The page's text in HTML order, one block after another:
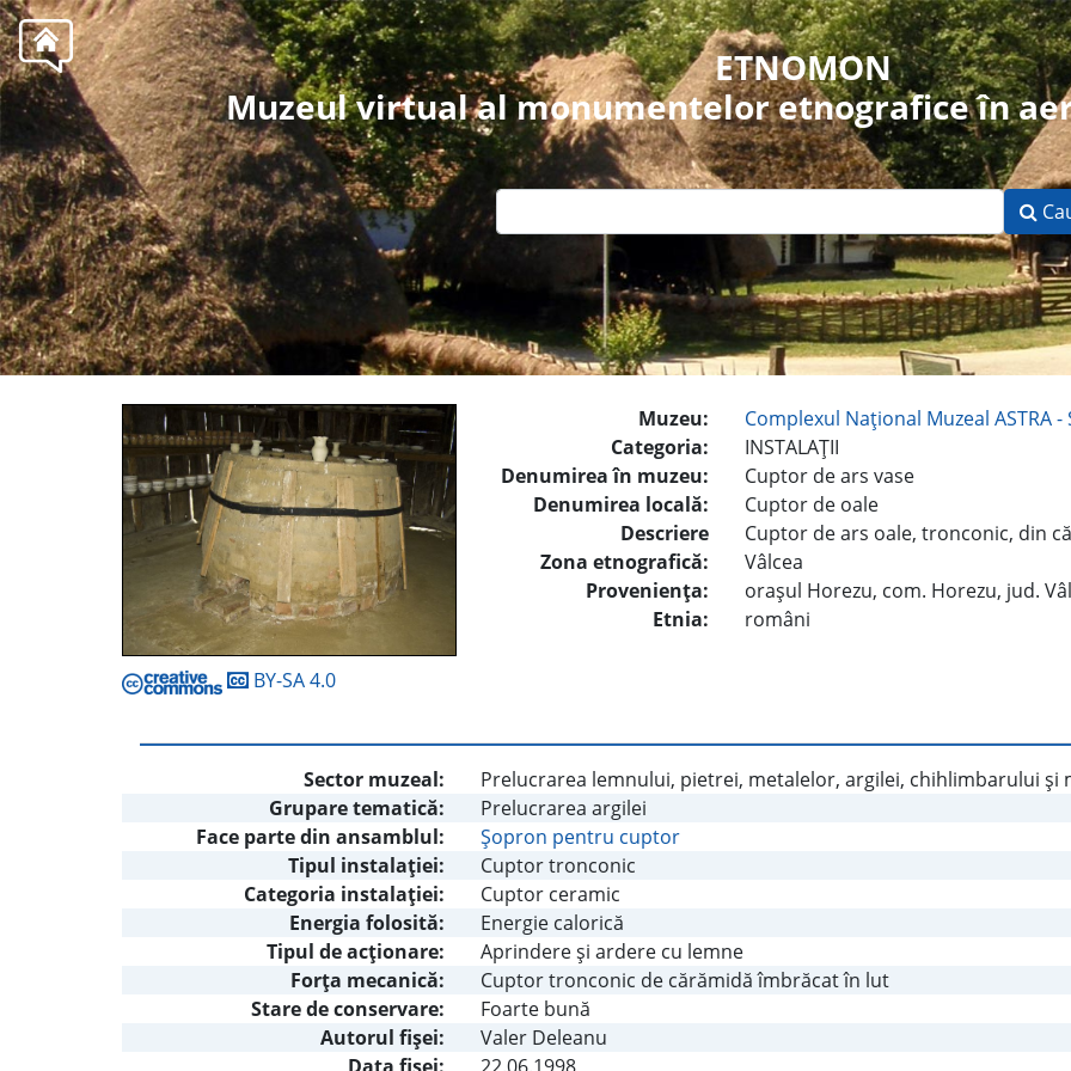
ETNOMON
Muzeul virtual al monumentelor etnografice în
BY-SA 4.0
Muzeu:
Complexul Naţional Muzeal ASTRA -
Categoria:
INSTALAŢII
Denumirea în muzeu:
Cuptor de ars vase
Denumirea locală:
Cuptor de oale
Descriere
Cuptor de ars oale, tronconic, din
Zona etnografică:
Vâlcea
Provenienţa:
oraşul Horezu, com. Horezu, jud.
Etnia:
români
Sector muzeal:
Prelucrarea lemnului, pietrei, metalelor, argilei, chihlimbarului şi
Grupare tematică:
Prelucrarea argilei
Face parte din ansamblul:
Şopron pentru cuptor
Tipul instalaţiei:
Cuptor tronconic
Categoria instalaţiei:
Cuptor ceramic
Energia folosită:
Energie calorică
Tipul de acţionare:
Aprindere şi ardere cu lemne
Forţa mecanică:
Cuptor tronconic de cărămidă îmbrăcat în lut
Stare de conservare:
Foarte bună
Autorul fişei:
Valer Deleanu